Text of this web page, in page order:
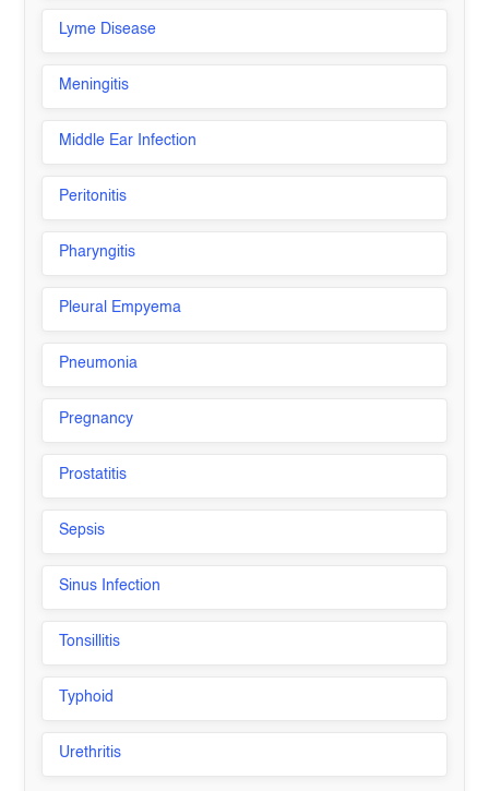
Lyme Disease
Meningitis
Middle Ear Infection
Peritonitis
Pharyngitis
Pleural Empyema
Pneumonia
Pregnancy
Prostatitis
Sepsis
Sinus Infection
Tonsillitis
Typhoid
Urethritis